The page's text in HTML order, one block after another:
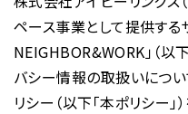
ペース事業として提供す
NEIGHBOR&WORK」（以
バシー情報の取扱いにつ
リシー（以下「本ポリシー」